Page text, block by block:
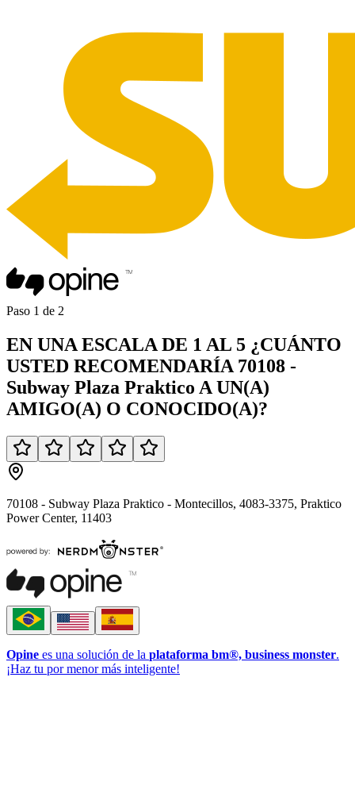
Paso 1 de 2
EN UNA ESCALA DE 1 AL 5 ¿CUÁNTO
USTED RECOMENDARÍA 70108 -
Subway Plaza Praktico A UN(A)
AMIGO(A) O CONOCIDO(A)?
70108 - Subway Plaza Praktico - Montecillos, 4083-3375, Praktico
Power Center, 11403
Opine es una solución de la plataforma bm®, business monster.
¡Haz tu por menor más inteligente!